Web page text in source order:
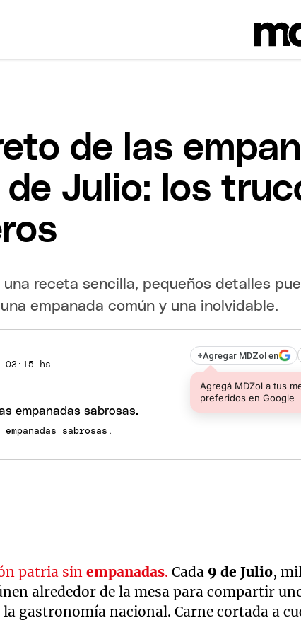
de las
Julio: los
receta sencilla, pequeños detalles
empanada común y una inolvidable.
hs
+Agregar MDZol en
Agregá MDZol a tus
preferidos en Google
sabrosas.
patria sinempanadas. Cada 9 de Julio,
alrededor de la mesa para compartir
gastronomía nacional. Carne cortada a